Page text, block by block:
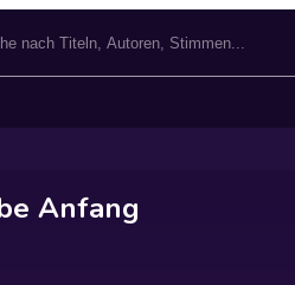
Anfang